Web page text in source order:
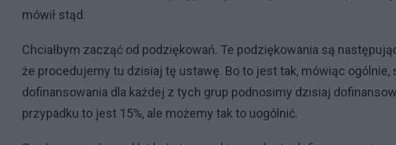
mówił stąd.
Chciałbym zacząć od podziękowań. Te podziękowania są
że procedujemy tu dzisiaj tę ustawę. Bo to jest tak, mówiąc
dofinansowania dla każdej z tych grup podnosimy dzisiaj
przypadku to jest 15%, ale możemy tak to uogólnić.